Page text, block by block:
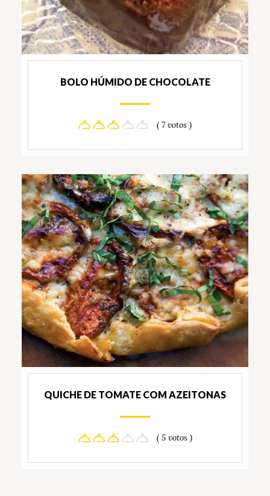
BOLO HÚMIDO DE CHOCOLATE
( 7 votos )
QUICHE DE TOMATE COM AZEITONAS
( 5 votos )